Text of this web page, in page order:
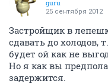
guru
25 сентября 2012
Застройщик в
сдавать до холодов,
будет ой как не
Но я как вы
задержится.